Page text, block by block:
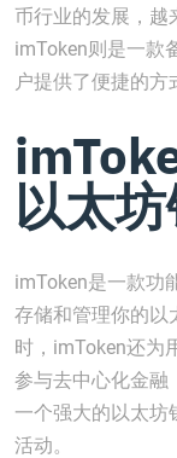
币行业的发展，越
imToken则是一款
户提供了便捷的方
以太
imToken是一款功
存储和管理你的以
时，imToken还为
参与去中心化金融
一个强大的以太坊
活动。